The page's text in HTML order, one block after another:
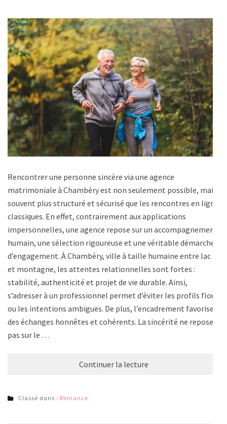
Rencontrer une personne sincère via une agence
matrimoniale à Chambéry est non seulement possible, mais
souvent plus structuré et sécurisé que les rencontres en ligne
classiques. En effet, contrairement aux applications
impersonnelles, une agence repose sur un accompagnement
humain, une sélection rigoureuse et une véritable démarche
d’engagement. À Chambéry, ville à taille humaine entre lac
et montagne, les attentes relationnelles sont fortes :
stabilité, authenticité et projet de vie durable. Ainsi,
s’adresser à un professionnel permet d’éviter les profils flous
ou les intentions ambiguës. De plus, l’encadrement favorise
des échanges honnêtes et cohérents. La sincérité ne repose
pas sur le …
Continuer la lecture
Classé dans : Romance